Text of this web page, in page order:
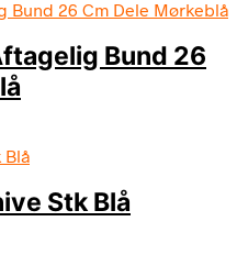
Bund 26
Stk Blå